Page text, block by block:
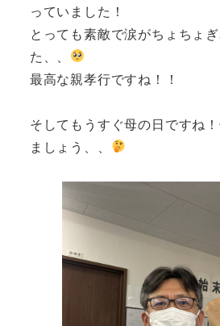
っていました！
とっても素敵で涙がちょちょ
た、、
最高な親孝行ですね！！
そしてもうすぐ母の日ですね
ましょう、、